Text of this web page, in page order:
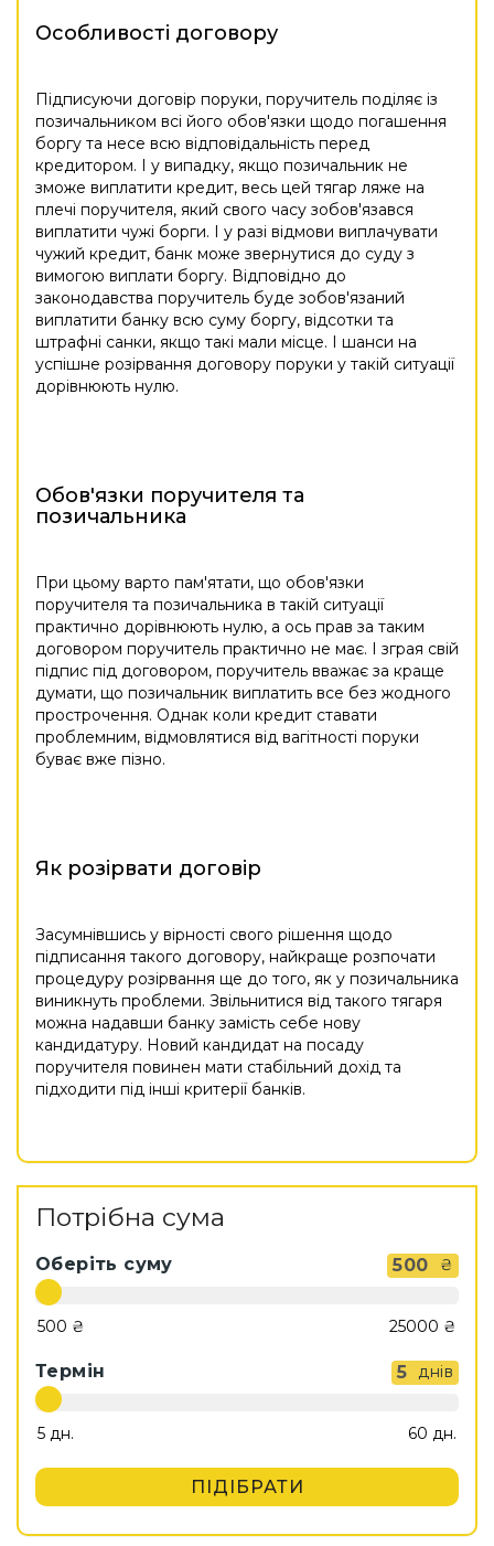
Особливості договору
Підписуючи договір поруки, поручитель поділяє із
позичальником всі його обов'язки щодо погашення
боргу та несе всю відповідальність перед
кредитором. І у випадку, якщо позичальник не
зможе виплатити кредит, весь цей тягар ляже на
плечі поручителя, який свого часу зобов'язався
виплатити чужі борги. І у разі відмови виплачувати
чужий кредит, банк може звернутися до суду з
вимогою виплати боргу. Відповідно до
законодавства поручитель буде зобов'язаний
виплатити банку всю суму боргу, відсотки та
штрафні санки, якщо такі мали місце. І шанси на
успішне розірвання договору поруки у такій ситуації
дорівнюють нулю.
Обов'язки поручителя та
позичальника
При цьому варто пам'ятати, що обов'язки
поручителя та позичальника в такій ситуації
практично дорівнюють нулю, а ось прав за таким
договором поручитель практично не має. І зграя свій
підпис під договором, поручитель вважає за краще
думати, що позичальник виплатить все без жодного
прострочення. Однак коли кредит ставати
проблемним, відмовлятися від вагітності поруки
буває вже пізно.
Як розірвати договір
Засумнівшись у вірності свого рішення щодо
підписання такого договору, найкраще розпочати
процедуру розірвання ще до того, як у позичальника
виникнуть проблеми. Звільнитися від такого тягаря
можна надавши банку замість себе нову
кандидатуру. Новий кандидат на посаду
поручителя повинен мати стабільний дохід та
підходити під інші критерії банків.
Потрібна сума
Оберіть суму 500 ₴
Термін 5 днів
ПІДІБРАТИ